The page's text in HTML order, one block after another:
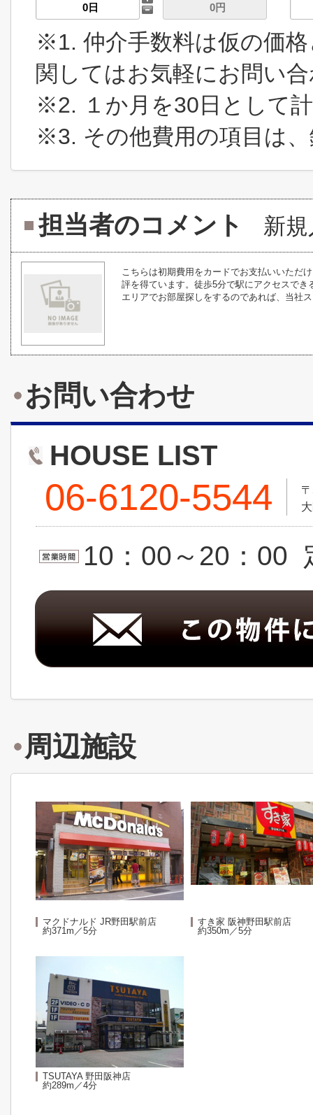
※1. 仲介手数料は仮の価
関してはお気軽にお問い
※2. １か月を30日として
※3. その他費用の項目は
担当者のコメント 新
こちらは初期費用をカードでお支払いいただ
評を得ています。徒歩5分で駅にアクセスで
エリアでお部屋探しをするのであれば、当社
お問い合わせ
HOUSE LIST
06-6120-5544
10：00～20：00
周辺施設
マクドナルド JR野田駅前店
約371m／5分
すき家 阪神野田駅前店
約350m／5分
TSUTAYA 野田阪神店
約289m／4分